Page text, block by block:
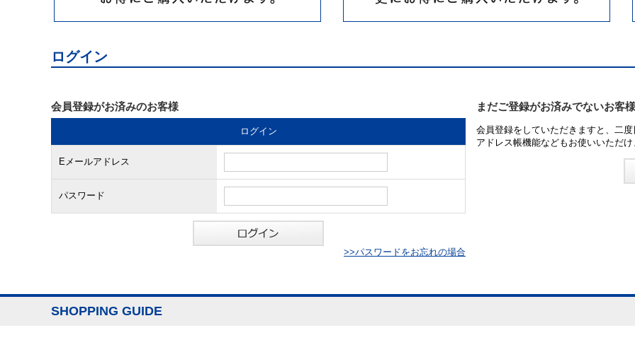
ログイン
会員登録がお済みのお客様
ログイン
Eメールアドレス
パスワード
>>パスワードをお忘れの場合
まだご登録がお済みでないお客様
会員登録をしていただきますと、二
アドレス帳機能などもお使いいただ
SHOPPING GUIDE